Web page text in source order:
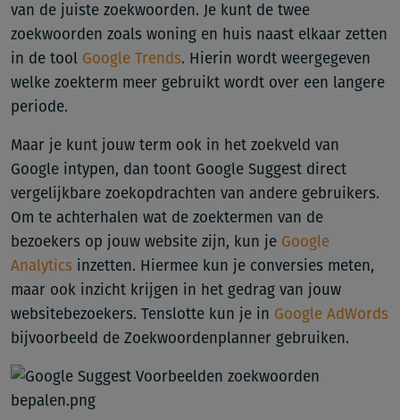
van de juiste zoekwoorden. Je kunt de twee
zoekwoorden zoals woning en huis naast elkaar zetten
in de tool Google Trends. Hierin wordt weergegeven
welke zoekterm meer gebruikt wordt over een langere
periode.
Maar je kunt jouw term ook in het zoekveld van
Google intypen, dan toont Google Suggest direct
vergelijkbare zoekopdrachten van andere gebruikers.
Om te achterhalen wat de zoektermen van de
bezoekers op jouw website zijn, kun je Google
Analytics inzetten. Hiermee kun je conversies meten,
maar ook inzicht krijgen in het gedrag van jouw
websitebezoekers. Tenslotte kun je in Google AdWords
bijvoorbeeld de Zoekwoordenplanner gebruiken.